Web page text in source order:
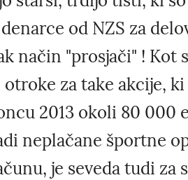
od NZS za
način "prosjači" ! Kot
za take akcije, ki
2013 okoli 80 000
neplačane športne
je seveda tudi za